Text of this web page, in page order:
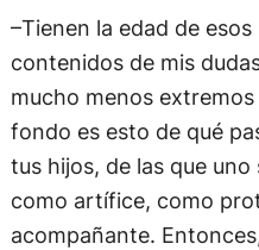
–Tienen la edad de
contenidos de mis
mucho menos
fondo es esto de qué
tus hijos, de las que
como artífice, como
acompañante.